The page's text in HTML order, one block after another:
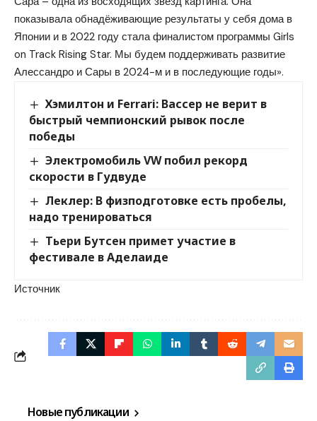
показывала обнадёживающие результаты у себя дома в
Японии и в 2022 году стала финалистом программы Girls
on Track Rising Star. Мы будем поддерживать развитие
Алессандро и Сары в 2024-м и в последующие годы».
Хэмилтон и Ferrari: Вассер не верит в
быстрый чемпионский рывок после
победы
Электромобиль VW побил рекорд
скорости в Гудвуде
Леклер: В физподготовке есть пробелы,
надо тренироваться
Тьери Бутсен примет участие в
фестивале в Аделаиде
Источник
Новые публикации